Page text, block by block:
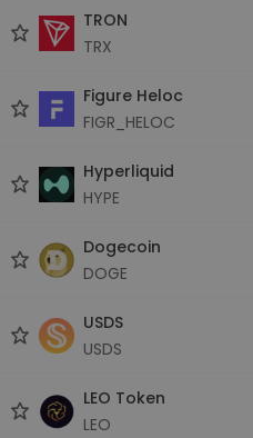
TRON
TRX
Figure Heloc
FIGR_HELOC
Hyperliquid
HYPE
Dogecoin
DOGE
USDS
USDS
LEO Token
LEO